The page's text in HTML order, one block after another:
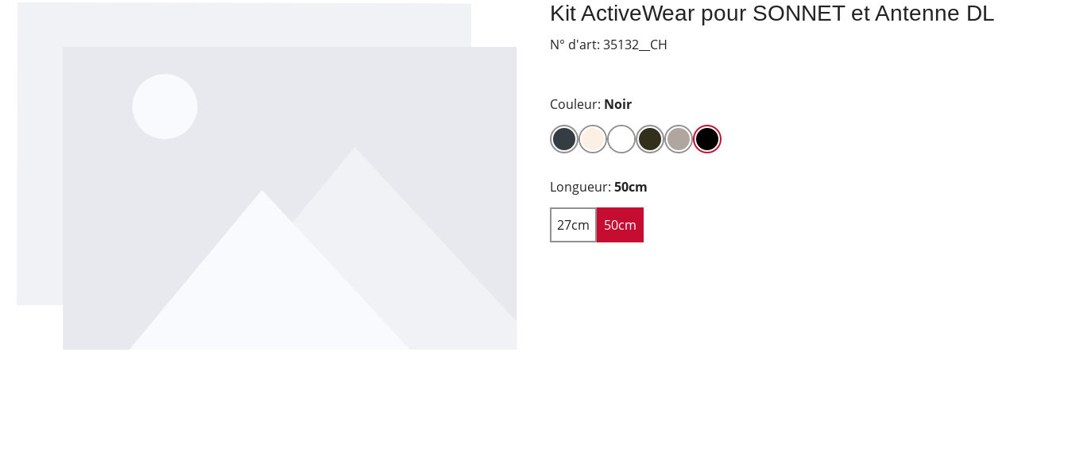
Kit ActiveWear pour SONNET et Antenne DL
N° d'art: 35132__CH
Couleur: Noir
Longueur: 50cm
27cm 50cm